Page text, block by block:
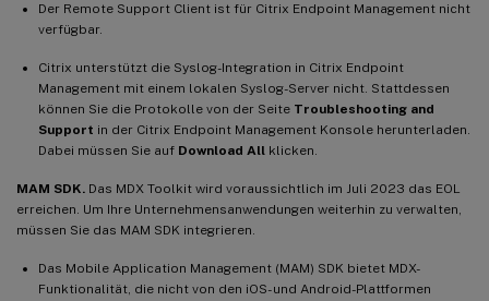
Der Remote Support Client ist für Citrix Endpoint Management nicht
verfügbar.
Citrix unterstützt die Syslog-Integration in Citrix Endpoint
Management mit einem lokalen Syslog-Server nicht. Stattdessen
können Sie die Protokolle von der Seite Troubleshooting and
Support in der Citrix Endpoint Management Konsole herunterladen.
Dabei müssen Sie auf Download All klicken.
MAM SDK. Das MDX Toolkit wird voraussichtlich im Juli 2023 das EOL
erreichen. Um Ihre Unternehmensanwendungen weiterhin zu verwalten,
müssen Sie das MAM SDK integrieren.
Das Mobile Application Management (MAM) SDK bietet MDX-
Funktionalität, die nicht von den iOS- und Android-Plattformen